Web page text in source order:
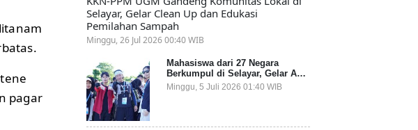
pagar
Selayar, Gelar Clean Up dan Edukasi
Pemilahan Sampah
Minggu, 26 Jul 2026 00:40 WIB
Mahasiswa dari 27 Negara
Berkumpul di Selayar, Gelar Aksi
Lingkungan dan Dalami Kearifan
Lokal Bumi Tanadoang
Minggu, 5 Juli 2026 01:40 WIB